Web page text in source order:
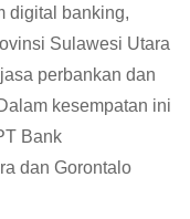
digital banking,
Sulawesi Utara
perbankan dan
kesempatan ini
Bank
dan Gorontalo